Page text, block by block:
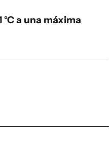
°C a una máxima